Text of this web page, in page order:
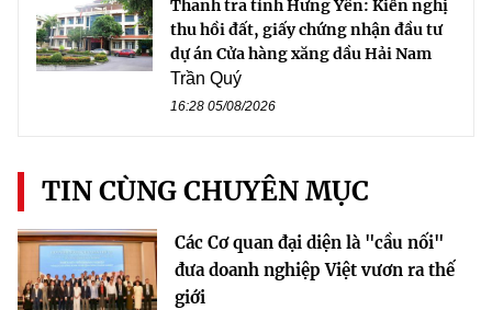
Thanh tra tỉnh Hưng Yên: Kiến nghị
thu hồi đất, giấy chứng nhận đầu tư
dự án Cửa hàng xăng dầu Hải Nam
Trần Quý
16:28 05/08/2026
TIN CÙNG CHUYÊN MỤC
Các Cơ quan đại diện là "cầu nối"
đưa doanh nghiệp Việt vươn ra thế
giới